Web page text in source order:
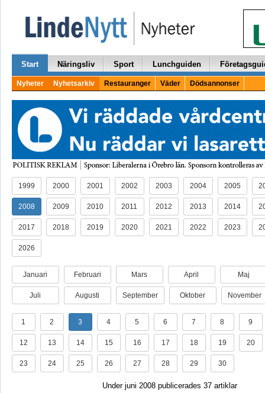
Start Näringsliv Sport Lunchguiden
Nyheter Nyhetsarkiv Restauranger Väder Dödsannonser
1999 2000 2001 2002 2003 2004 2005
2008 2009 2010 2011 2012 2013 2014
2017 2018 2019 2020 2021 2022 2023
2026
Januari Februari Mars April Maj
Juli Augusti September Oktober November
1 2 3 4 5 6 7 8 9
12 13 14 15 16 17 18 19 20
23 24 25 26 27 28 29 30
Under juni 2008 publicerades 37 artiklar